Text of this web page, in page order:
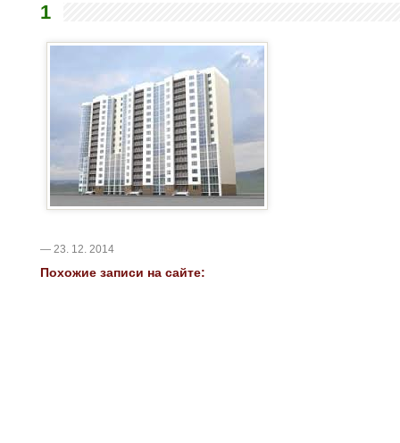
1
— 23. 12. 2014
Похожие записи на сайте: